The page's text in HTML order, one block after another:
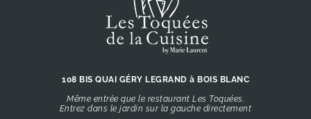
108 BIS QUAI GÉRY LEGRAND à BOIS BLANC
Même entrée que le restaurant Les Toquées.
Entrez dans le jardin sur la gauche directement